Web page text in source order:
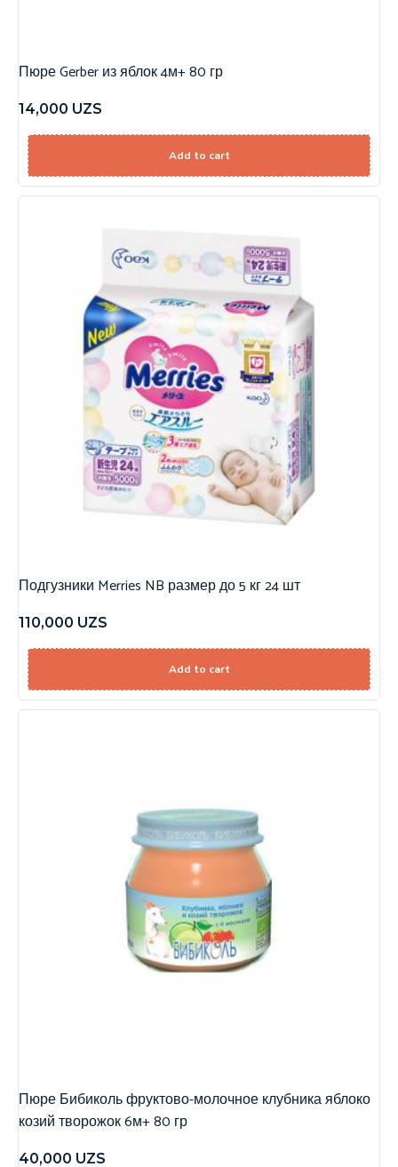
Пюре Gerber из яблок 4м+ 80 гр
14,000 UZS
Add to cart
Подгузники Merries NB размер до 5 кг 24 шт
110,000 UZS
Add to cart
Пюре Бибиколь фруктово-молочное клубника яблоко
козий творожок 6м+ 80 гр
40,000 UZS